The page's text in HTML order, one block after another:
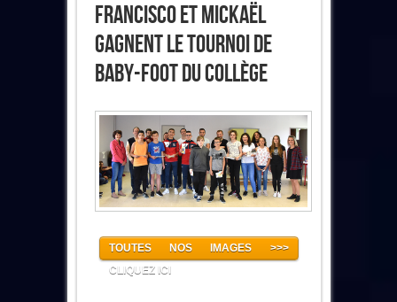
Francisco Et Mickaël
Gagnent Le Tournoi De
Baby-Foot Du Collège
TOUTES NOS IMAGES >>>
CLIQUEZ ICI